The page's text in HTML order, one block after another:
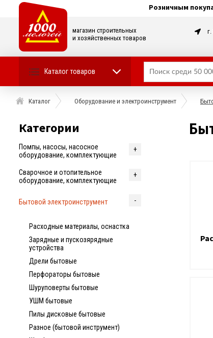
Розничным
магазин строительных
и хозяйственных товаров
Каталог товаров
Каталог Оборудование и электроинструмент
Категории
Помпы, насосы, насосное
оборудование, комплектующие
Cварочное и отопительное
оборудование, комплектующие
Бытовой электроинструмент
Расходные материалы, оснастка
Зарядные и пускозярядные
устройства
Дрели бытовые
Перфораторы бытовые
Шуруповерты бытовые
УШМ бытовые
Пилы дисковые бытовые
Разное (бытовой инструмент)